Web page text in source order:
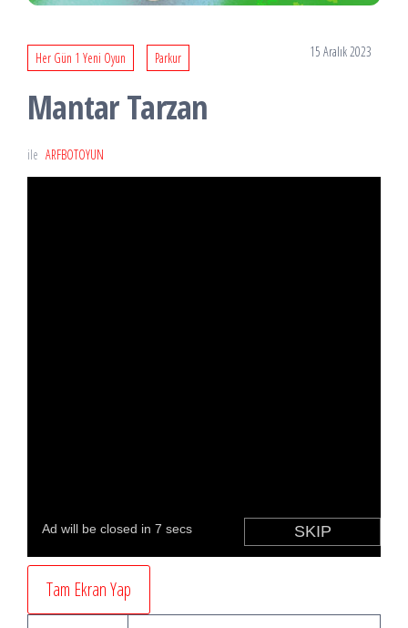
Her Gün 1 Yeni Oyun Parkur 15 Aralık 2023
Mantar Tarzan
ile ARFBOTOYUN
Tam Ekran Yap